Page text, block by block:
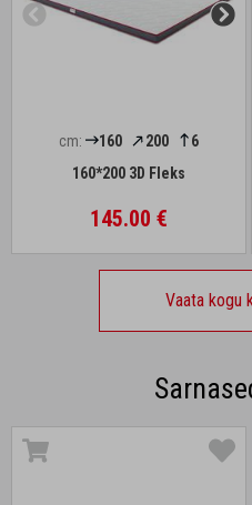
cm: 160 200
6
160*200 3D Fleks
145.00 €
Vaata kogu